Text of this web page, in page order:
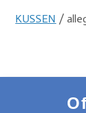
KUSSEN /